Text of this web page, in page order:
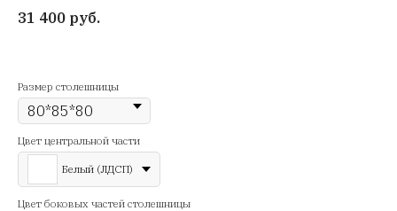
31 400 руб.
Размер столешницы
Цвет центральной части
Белый (ЛДСП)
Цвет боковых частей столешницы